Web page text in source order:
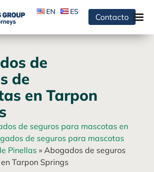
EN ES
Contacto
de
de
en Tarpon
de seguros para mascotas en
de seguros para mascotas
Pinellas » Abogados de seguros
Tarpon Springs